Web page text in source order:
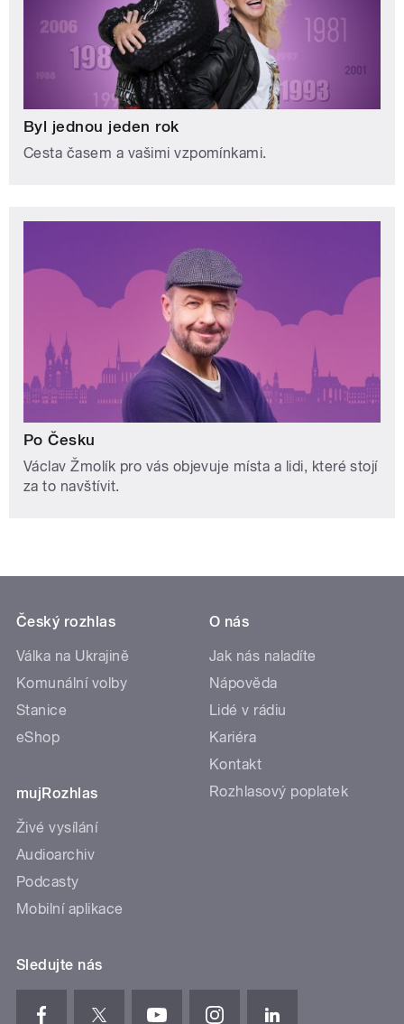
Byl jednou jeden rok
Cesta časem a vašimi vzpomínkami.
Po Česku
Václav Žmolík pro vás objevuje místa a lidi, které stojí
za to navštívit.
Český rozhlas
Válka na Ukrajině
Komunální volby
Stanice
eShop
mujRozhlas
Živé vysílání
Audioarchiv
Podcasty
Mobilní aplikace
O nás
Jak nás naladíte
Nápověda
Lidé v rádiu
Kariéra
Kontakt
Rozhlasový poplatek
Sledujte nás